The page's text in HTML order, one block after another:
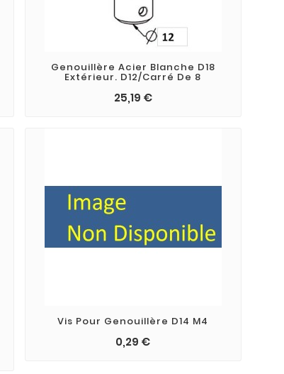
Genouillère Acier Blanche D18
Extérieur. D12/Carré De 8
25,19 €
Vis Pour Genouillère D14 M4
0,29 €